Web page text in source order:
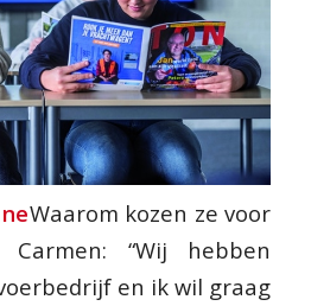
Waarom kozen ze voor
Carmen: “Wij hebben
en ik wil graag